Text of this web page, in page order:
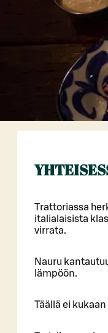
Trattoriassa
italialaisista
virrata.
Nauru
lämpöön.
Täällä ei